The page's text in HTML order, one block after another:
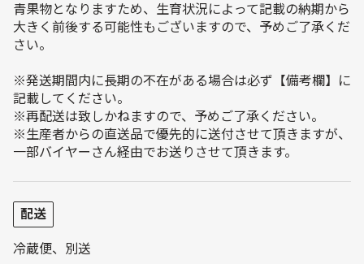
青果物となりますため、生育状況によって記載の納期から
大きく前後する可能性もございますので、予めご了承くだ
さい。
※発送期間内に長期の不在がある場合は必ず【備考欄】に
記載してください。
※再配送は致しかねますので、予めご了承ください。
※生産者からの直送品で優先的に送付させて頂きますが、
一部バイヤーさん経由でお送りさせて頂きます。
配送
冷蔵便、別送